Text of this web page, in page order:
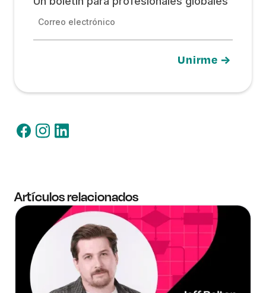
Correo electrónico
Artículos relacionados